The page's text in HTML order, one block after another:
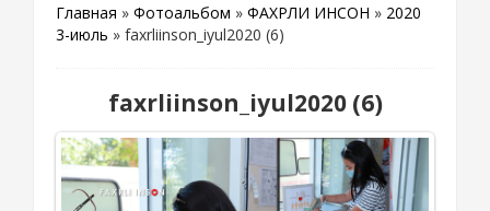
Главная » Фотоальбом » ФАХРЛИ ИНСОН » 2020
3-июль » faxrliinson_iyul2020 (6)
faxrliinson_iyul2020 (6)